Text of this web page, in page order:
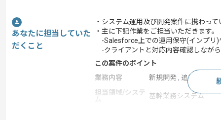
あなたに担当していた
だくこと
・システム運用及び開発案件に携わっ
・主に下記作業をご担当いただきます。
-Salesforce上での運用保守(インプリ)
-クライアントと対応内容確認しなが
この案件のポイント
業務内容
新規開発 , 追加開発 ,
担当領域/システ 基幹業務システム